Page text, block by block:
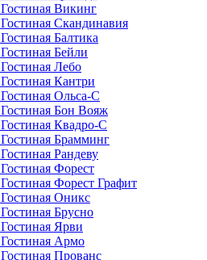
Гостиная Викинг
Гостиная Скандинавия
Гостиная Балтика
Гостиная Бейли
Гостиная Лебо
Гостиная Кантри
Гостиная Ольса-С
Гостиная Бон Вояж
Гостиная Квадро-С
Гостиная Брамминг
Гостиная Рандеву
Гостиная Форест
Гостиная Форест Графит
Гостиная Оникс
Гостиная Брусно
Гостиная Ярви
Гостиная Армо
Гостиная Прованс